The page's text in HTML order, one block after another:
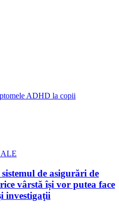
ADHD la copii
de asigurări de
vârstă își vor putea face
investigaţii